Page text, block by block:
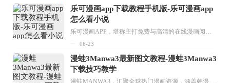
乐可漫画app下载教程手机版-乐可漫画app
怎么看小说
乐可漫画APP，堪称主打免费与高清的在线漫画阅读神器。其官方版提供海量完整版漫画资源，无论是国内漫画，还是日漫、韩漫、台漫、美漫等国外漫画，应有尽有，随时供你阅读。只需轻点一下，便能直接进入阅读界面。不仅如此，乐可漫画最新版本更新速度极快，在这里，你总能抢先看到全网一手漫画章节内容！...
06-23
漫蛙3Manwa3最新图文教程-漫蛙3Manwa3
下载技巧教学